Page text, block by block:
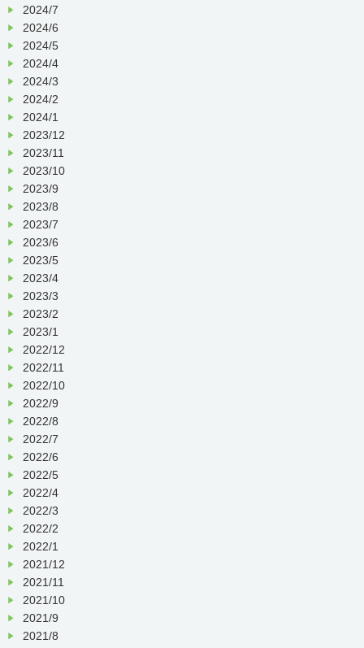
2024/7
2024/6
2024/5
2024/4
2024/3
2024/2
2024/1
2023/12
2023/11
2023/10
2023/9
2023/8
2023/7
2023/6
2023/5
2023/4
2023/3
2023/2
2023/1
2022/12
2022/11
2022/10
2022/9
2022/8
2022/7
2022/6
2022/5
2022/4
2022/3
2022/2
2022/1
2021/12
2021/11
2021/10
2021/9
2021/8